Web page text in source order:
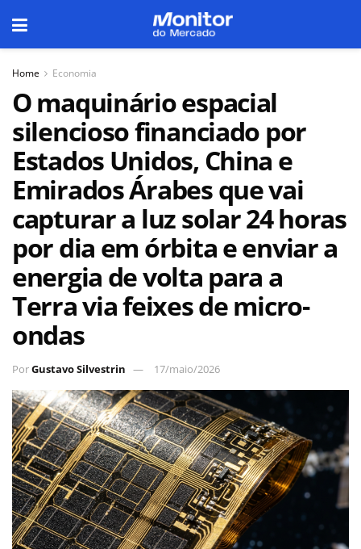
Home Economia
O maquinário espacial
silencioso financiado por
Estados Unidos, China e
Emirados Árabes que vai
capturar a luz solar 24 horas
por dia em órbita e enviar a
energia de volta para a
Terra via feixes de micro-
ondas
PorGustavo Silvestrin 17/maio/2026